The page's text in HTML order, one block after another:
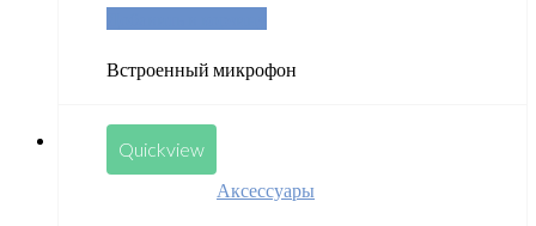
Встроенный микрофон
Quickview
Аксессуары